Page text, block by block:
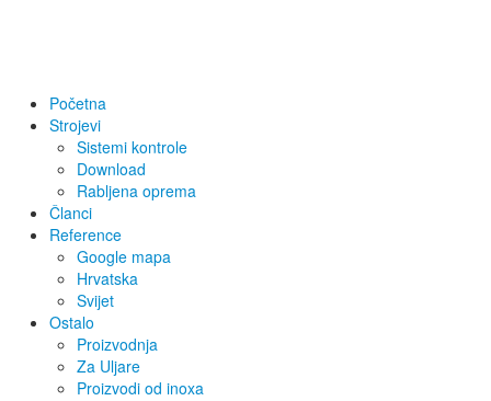
Početna
Strojevi
Sistemi kontrole
Download
Rabljena oprema
Članci
Reference
Google mapa
Hrvatska
Svijet
Ostalo
Proizvodnja
Za Uljare
Proizvodi od inoxa